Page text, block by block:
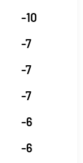
-10
-7
-7
-7
-6
-6